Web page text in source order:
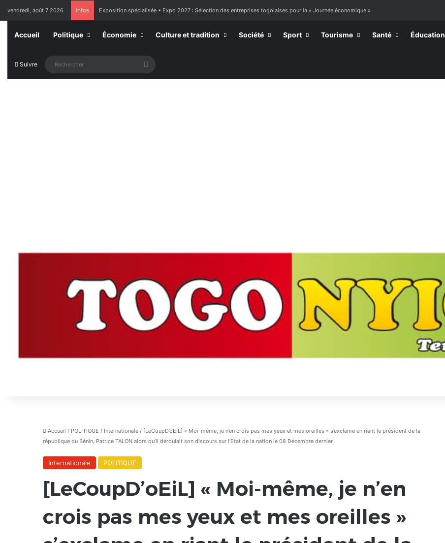
vendredi, août 7 2026 Infos Exposition spécialisée • Expo 2027 : Sélection des entreprises togolaises pour la « Journée économique »
Accueil Politique Économie Culture et tradition Société Sport Tourisme Santé Éducation
Suivre Rechercher
Accueil / POLITIQUE / Internationale / [LeCoupD’oEiL] « Moi-même, je n’en crois pas mes yeux et mes oreilles » s’exclame en riant le président de la
république du Bénin, Patrice TALON alors qu’il déroulait son discours sur l’Etat de la nation le 08 Décembre dernier
Internationale POLITIQUE
[LeCoupD’oEiL] « Moi-même, je n’en
crois pas mes yeux et mes oreilles »